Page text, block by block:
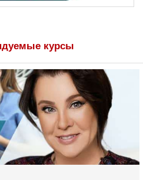
курсы